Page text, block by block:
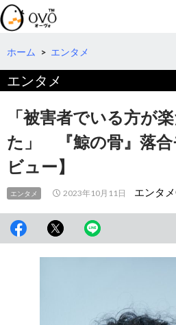
検
索
コ
テ
へ
ホーム > エンタメ
エンタメ
「被害者でいる方が
た」 『鯨の骨』落合
ビュー】
エンタメ 2023年10月11日 エンタ